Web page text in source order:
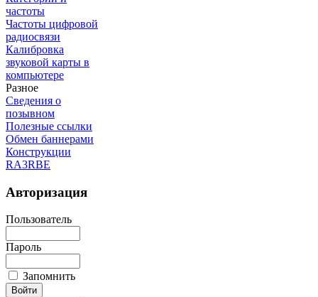
частоты
Частоты цифровой
радиосвязи
Калибровка
звуковой карты в
компьютере
Разное
Сведения о
позывном
Полезные ссылки
Обмен баннерами
Конструкции
RA3RBE
Авторизация
Пользователь
Пароль
Запомнить